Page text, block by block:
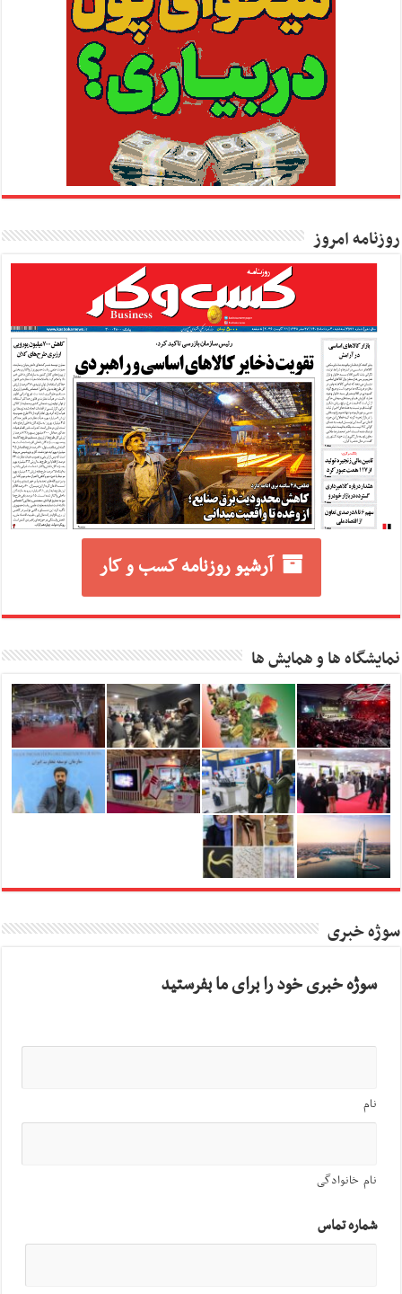
روزنامه امروز
آرشیو روزنامه کسب و کار
نمایشگاه ها و همایش ها
سوژه خبری
سوژه خبری خود را برای ما بفرستید
نام
نام خانوادگی
شماره تماس